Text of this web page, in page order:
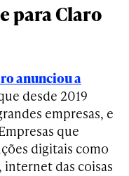
para Claro
anunciou a
desde 2019
empresas, e
que
digitais como
das coisas